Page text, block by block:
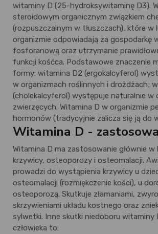
witaminy D (25-hydroksywitaminę D3).
steroidowym organicznym związkiem
(rozpuszczalnym w tłuszczach), które w
organizmie odpowiadają za gospodarkę
fosforanową oraz utrzymanie
funkcji kośćca. Podstawowe znaczenie
formy: witamina D2 (ergokalcyferol)
w organizmach roślinnych i drożdżach;
(cholekalcyferol) występuje naturalnie w
zwierzęcych. Witamina D w organizmie
hormonów (tradycyjnie zalicza się ją do
Witamina D -
Witamina D ma zastosowanie głównie w
krzywicy, osteoporozy i osteomalacji.
prowadzi do wystąpienia krzywicy u
osteomalacji (rozmiękczenie kości), u
osteoporozą. Skutkuje złamaniami,
skrzywieniami układu kostnego oraz
sylwetki. Inne skutki niedoboru witaminy
człowieka to: